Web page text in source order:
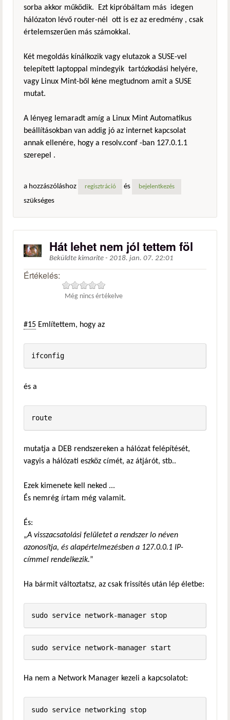
sorba akkor működik. Ezt kipróbáltam más idegen
hálózaton lévő router-nél ott is ez az eredmény , csak
értelemszerűen más számokkal.
Két megoldás kínálkozik vagy elutazok a SUSE-vel
telepített laptoppal mindegyik tartózkodási helyére,
vagy Linux Mint-ből kéne megtudnom amit a SUSE
mutat.
A lényeg lemaradt amíg a Linux Mint Automatikus
beállításokban van addig jó az internet kapcsolat
annak ellenére, hogy a resolv.conf -ban 127.0.1.1
szerepel .
a hozzászóláshoz regisztráció és bejelentkezés
szükséges
Hát lehet nem jól tettem föl
Beküldte kimarite - 2018. jan. 07. 22:01
Értékelés:
Még nincs értékelve
#15 Említettem, hogy az
ifconfig
és a
route
mutatja a DEB rendszereken a hálózat felépítését,
vagyis a hálózati eszköz címét, az átjárót, stb..
Ezek kimenete kell neked ...
És nemrég írtam még valamit.
És:
„A visszacsatolási felületet a rendszer lo néven
azonosítja, és alapértelmezésben a 127.0.0.1 IP-
címmel rendelkezik.”
Ha bármit változtatsz, az csak frissítés után lép életbe:
sudo service network-manager stop
sudo service network-manager start
Ha nem a Network Manager kezeli a kapcsolatot:
sudo service networking stop